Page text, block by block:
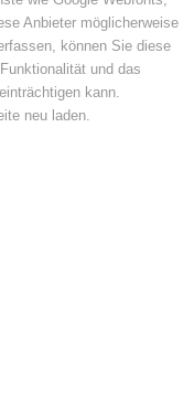
Anbieter möglicherweise
können Sie diese
und das
kann.
neu laden.